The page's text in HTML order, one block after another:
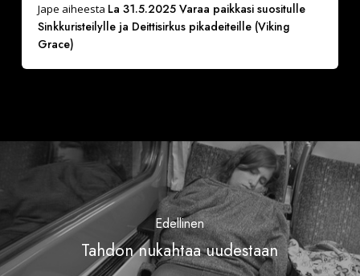
Jape aiheesta La 31.5.2025 Varaa paikkasi suositulle
Sinkkuristeilylle ja Deittisirkus pikadeiteille (Viking
Grace)
Edellinen
Tahdon nukahtaa uudestaan